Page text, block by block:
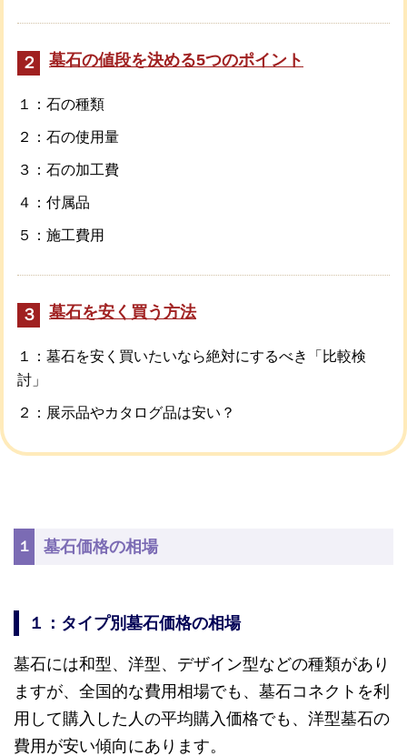
２ 墓石の値段を決める5つのポイント
１：石の種類
２：石の使用量
３：石の加工費
４：付属品
５：施工費用
３ 墓石を安く買う方法
１：墓石を安く買いたいなら絶対にするべき「比較検
討」
２：展示品やカタログ品は安い？
１ 墓石価格の相場
１：タイプ別墓石価格の相場
墓石には和型、洋型、デザイン型などの種類があり
ますが、全国的な費用相場でも、墓石コネクトを利
用して購入した人の平均購入価格でも、洋型墓石の
費用が安い傾向にあります。